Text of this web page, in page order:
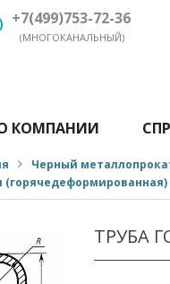
+7(499)753-72-36
(МНОГОКАНАЛЬНЫЙ)
КОМПАНИИ
Черный
(горячедеформированная)
ТРУБА